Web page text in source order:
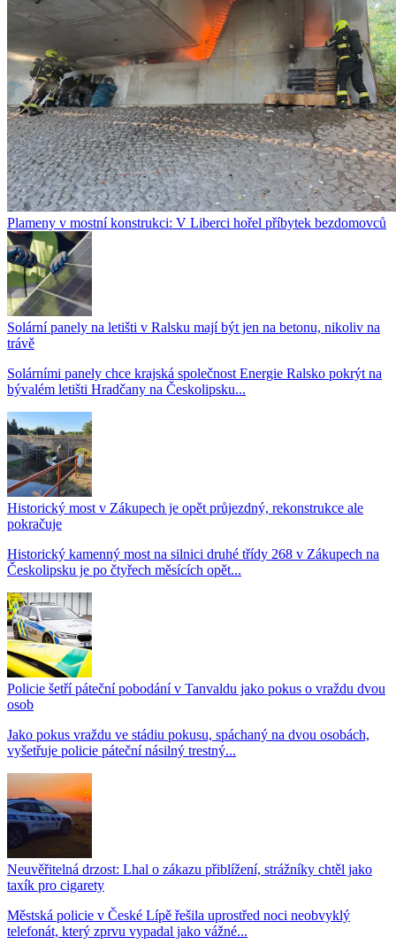
Plameny v mostní konstrukci: V Liberci hořel příbytek bezdomovců
Solární panely na letišti v Ralsku mají být jen na betonu, nikoliv na
trávě
Solárními panely chce krajská společnost Energie Ralsko pokrýt na
bývalém letišti Hradčany na Českolipsku...
Historický most v Zákupech je opět průjezdný, rekonstrukce ale
pokračuje
Historický kamenný most na silnici druhé třídy 268 v Zákupech na
Českolipsku je po čtyřech měsících opět...
Policie šetří páteční pobodání v Tanvaldu jako pokus o vraždu dvou
osob
Jako pokus vraždu ve stádiu pokusu, spáchaný na dvou osobách,
vyšetřuje policie páteční násilný trestný...
Neuvěřitelná drzost: Lhal o zákazu přiblížení, strážníky chtěl jako
taxík pro cigarety
Městská policie v České Lípě řešila uprostřed noci neobvyklý
telefonát, který zprvu vypadal jako vážné...